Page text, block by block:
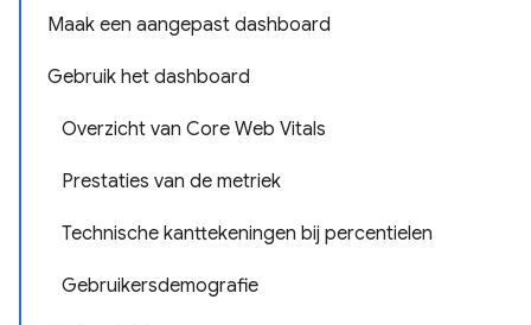
Maak een aangepast dashboard
Gebruik het dashboard
Overzicht van Core Web Vitals
Prestaties van de metriek
Technische kanttekeningen bij percentielen
Gebruikersdemografie